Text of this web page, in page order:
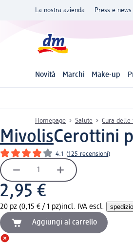
La nostra azienda Press e news
Novità Marchi Make-up
Homepage Salute Cura delle
MivolisCerottini
4.1 (125 recensioni)
2,95 €
20 pz (0,15 € / 1 pz)incl. IVA escl.
Aggiungi al carrello